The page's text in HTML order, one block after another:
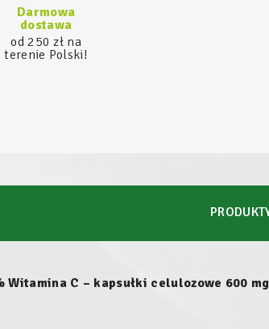
Darmowa
dostawa
od 250 zł na
terenie Polski!
Witamina C – kapsułki celulozowe 600